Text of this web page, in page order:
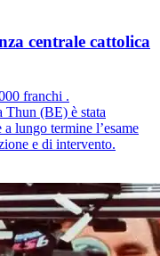
centrale cattolica
franchi .
Thun (BE) è stata
lungo termine l’esame
e di intervento.